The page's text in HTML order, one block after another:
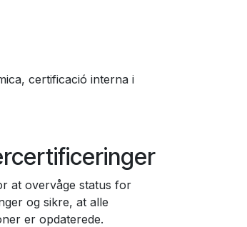
certificació interna i
at overvåge status for
og sikre, at alle
er opdaterede.